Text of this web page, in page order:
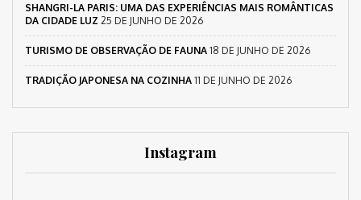
SHANGRI-LA PARIS: UMA DAS EXPERIÊNCIAS MAIS ROMÂNTICAS
DA CIDADE LUZ 25 DE JUNHO DE 2026
TURISMO DE OBSERVAÇÃO DE FAUNA 18 DE JUNHO DE 2026
TRADIÇÃO JAPONESA NA COZINHA 11 DE JUNHO DE 2026
Instagram